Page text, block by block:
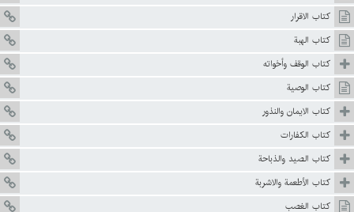
كتاب الاقرار
كتاب الهبة
كتاب الوقف وأخواته
كتاب الوصية
كتاب الايمان والنذور
كتاب الكفارات
كتاب الصيد والذباحة
كتاب الأطعمة والاشربة
كتاب الغصب